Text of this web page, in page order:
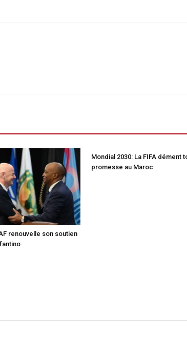
renouvelle son soutien
Mondial 2030: La FIFA dément
promesse au Maroc